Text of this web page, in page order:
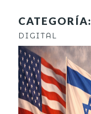
CATEGORÍA:
DIGITAL